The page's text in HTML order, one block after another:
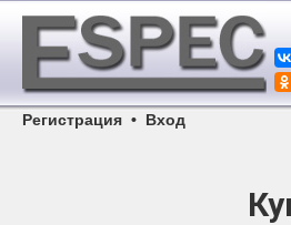
Регистрация • Вход